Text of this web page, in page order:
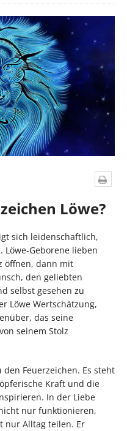
Löwe?
sich leidenschaftlich,
Geborene lieben
öffnen, dann mit
den geliebten
selbst gesehen zu
Löwe Wertschätzung,
das seine
seinem Stolz
den Feuerzeichen. Es steht
Kraft und die
In der Liebe
nur funktionieren,
nur Alltag teilen. Er